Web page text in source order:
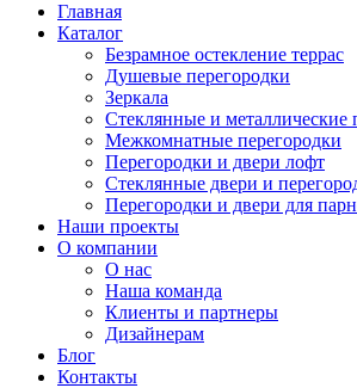
Главная
Каталог
Безрамное остекление террас
Душевые перегородки
Зеркала
Стеклянные и металлические
Межкомнатные перегородки
Перегородки и двери лофт
Стеклянные двери и
Перегородки и двери для
Наши проекты
О компании
О нас
Наша команда
Клиенты и партнеры
Дизайнерам
Блог
Контакты